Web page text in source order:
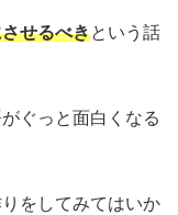
せるべきという話
ぐっと面白くなる
をしてみてはいか